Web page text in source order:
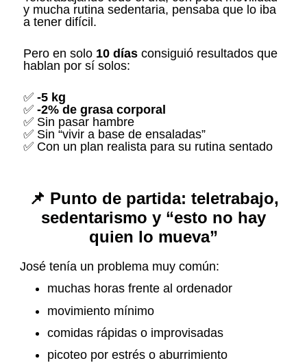
y mucha rutina sedentaria, pensaba que lo iba
a tener difícil.
Pero en solo 10 días consiguió resultados que
hablan por sí solos:
✅ -5 kg
✅ -2% de grasa corporal
✅ Sin pasar hambre
✅ Sin “vivir a base de ensaladas”
✅ Con un plan realista para su rutina sentado
📌 Punto de partida: teletrabajo,
sedentarismo y “esto no hay
quien lo mueva”
José tenía un problema muy común:
muchas horas frente al ordenador
movimiento mínimo
comidas rápidas o improvisadas
picoteo por estrés o aburrimiento